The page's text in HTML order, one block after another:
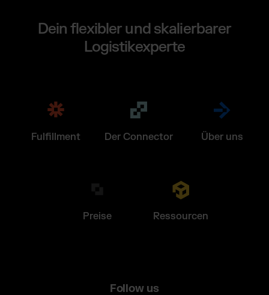
Dein flexibler und skalierbarer
Logistikexperte
Fulfillment Der Connector Über uns
Preise Ressourcen
Follow us